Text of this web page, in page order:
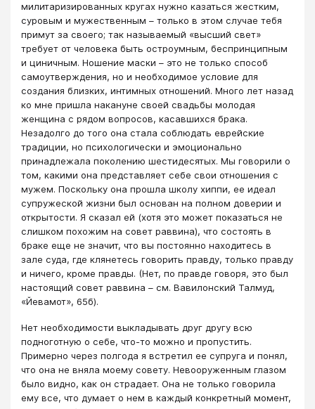
милитаризированных кругах нужно казаться жестким,
суровым и мужественным – только в этом случае тебя
примут за своего; так называемый «высший свет»
требует от человека быть остроумным, беспринципным
и циничным. Ношение маски – это не только способ
самоутверждения, но и необходимое условие для
создания близких, интимных отношений. Много лет назад
ко мне пришла накануне своей свадьбы молодая
женщина с рядом вопросов, касавшихся брака.
Незадолго до того она стала соблюдать еврейские
традиции, но психологически и эмоционально
принадлежала поколению шестидесятых. Мы говорили о
том, какими она представляет себе свои отношения с
мужем. Поскольку она прошла школу хиппи, ее идеал
супружеской жизни был основан на полном доверии и
открытости. Я сказал ей (хотя это может показаться не
слишком похожим на совет раввина), что состоять в
браке еще не значит, что вы постоянно находитесь в
зале суда, где клянетесь говорить правду, только правду
и ничего, кроме правды. (Нет, по правде говоря, это был
настоящий совет раввина – см. Вавилонский Талмуд,
«Йевамот», 65б).
Нет необходимости выкладывать друг другу всю
подноготную о себе, что-то можно и пропустить.
Примерно через полгода я встретил ее супруга и понял,
что она не вняла моему совету. Невооруженным глазом
было видно, как он страдает. Она не только говорила
ему все, что думает о нем в каждый конкретный момент,